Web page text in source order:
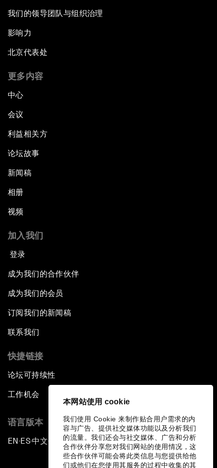
本网站使用 cookie
我们使用 Cookie 来制作贴合用户需求的内
容与广告、提供社交媒体功能以及分析我们
的流量。我们还会与社交媒体、广告和分析
合作伙伴分享您对我们网站的使用情况，这
些合作伙伴可能会将此类信息与您提供给他
们或他们在您使用其服务的过程中收集的其
我们的领导团队与组织治理
影响力
北京代表处
更多内容
中心
会议
利益相关方
论坛故事
新闻稿
相册
视频
加入我们
登录
成为我们的合作伙伴
成为我们的会员
订阅我们的新闻稿
联系我们
快捷链接
论坛可持续性
工作机会
语言版本
EN ▪ES▪中文▪ 日本語